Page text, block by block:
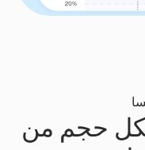
لكل حجم من